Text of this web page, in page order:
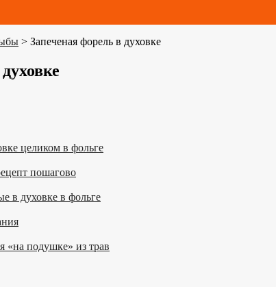
> Запеченая форель в духовке
целиком в фольге
пошагово
в духовке в фольге
«на подушке» из трав